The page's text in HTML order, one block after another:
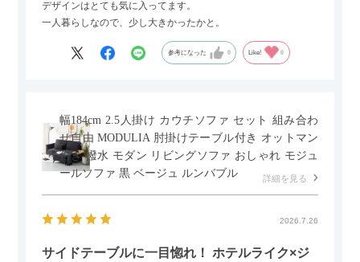
デザインはとても気に入ってます。
一人暮らしなので、少し大きかったかと。
参考になった 0 Like! 0
幅184cm 2.5人掛け カウチソファ セット 組み合わ
せ自由 MODULIA 肘掛けテーブル付き オットマン
付き 撥水 モダン リビングソファ おしゃれ モジュ
ールソファ 黒 ベージュ ルンバブル
詳細を見る
2026.7.26
サイドテーブルに一目惚れ！ ホテルライク×ジ